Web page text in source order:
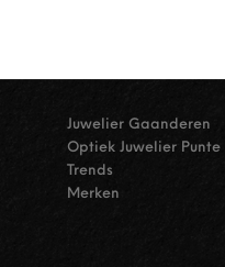
Juwelier Gaanderen
Optiek Juwelier Punte
Trends
Merken